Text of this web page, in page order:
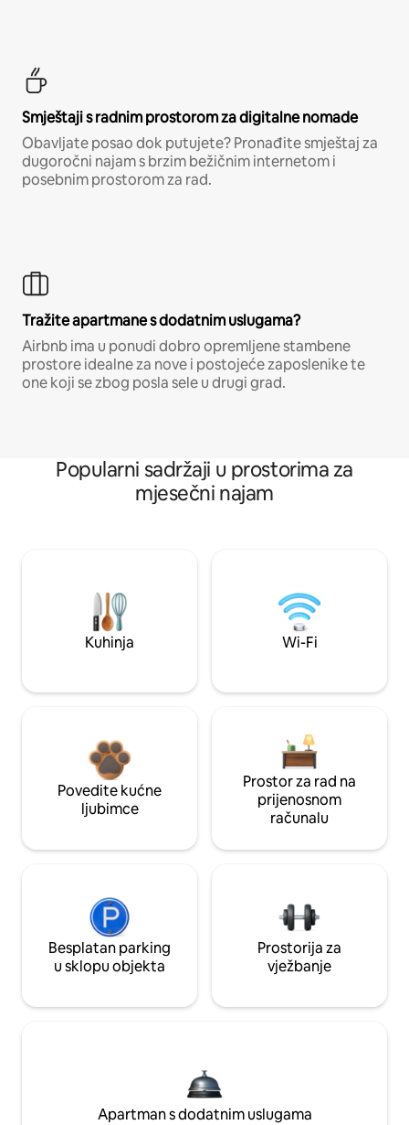
Smještaji s radnim prostorom za digitalne nomade
Obavljate posao dok putujete? Pronađite smještaj za
dugoročni najam s brzim bežičnim internetom i
posebnim prostorom za rad.
Tražite apartmane s dodatnim uslugama?
Airbnb ima u ponudi dobro opremljene stambene
prostore idealne za nove i postojeće zaposlenike te
one koji se zbog posla sele u drugi grad.
Popularni sadržaji u prostorima za
mjesečni najam
Kuhinja Wi-Fi
Povedite kućne
ljubimce
Prostor za rad na
prijenosnom
računalu
Besplatan parking
u sklopu objekta
Prostorija za
vježbanje
Apartman s dodatnim uslugama